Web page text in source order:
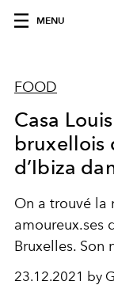
MENU
FOOD
Casa
bruxellois
d’Ibiza
On a trouvé la
amoureux.ses
Bruxelles. Son
23.12.2021 by